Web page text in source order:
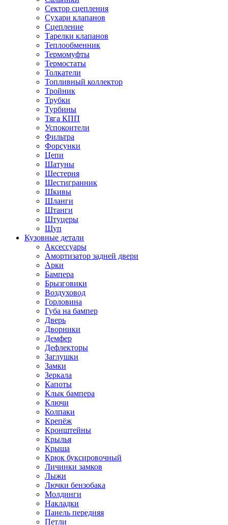
Сектор сцепления
Сухари клапанов
Сцепление
Тарелки клапанов
Теплообменник
Термомуфты
Термостаты
Толкатели
Топливный коллектор
Тройник
Трубки
Турбины
Тяга КПП
Успокоители
Фильтра
Форсунки
Цепи
Шатуны
Шестерня
Шестигранник
Шкивы
Шланги
Штанги
Штуцеры
Щуп
Кузовные детали
Аксессуары
Амортизатор задней двери
Арки
Бампера
Брызговики
Воздуховод
Горловина
Губа на бампер
Дверь
Дворники
Демфер
Дефлекторы
Заглушки
Замки
Зеркала
Капоты
Клык бампера
Ключи
Колпаки
Крепёж
Кронштейны
Крылья
Крыша
Крюк буксировочный
Личинки замков
Лыжи
Лючки бензобака
Молдинги
Накладки
Панель передняя
Петли